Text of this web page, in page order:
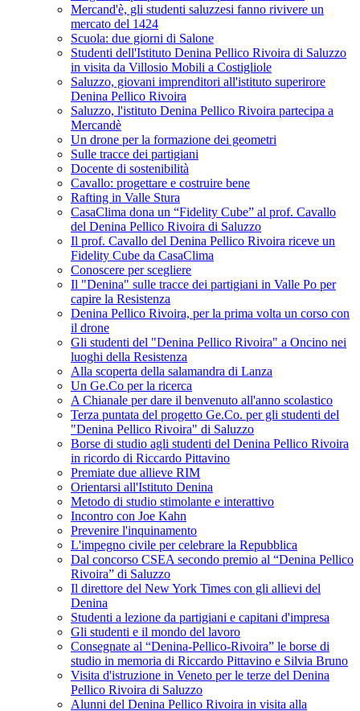
Mercand'è, gli studenti saluzzesi fanno rivivere un
mercato del 1424
Scuola: due giorni di Salone
Studenti dell'Istituto Denina Pellico Rivoira di Saluzzo
in visita da Villosio Mobili a Costigliole
Saluzzo, giovani imprenditori all'istituto superirore
Denina Pellico Rivoira
Saluzzo, l'istituto Denina Pellico Rivoira partecipa a
Mercandè
Un drone per la formazione dei geometri
Sulle tracce dei partigiani
Docente di sostenibilità
Cavallo: progettare e costruire bene
Rafting in Valle Stura
CasaClima dona un “Fidelity Cube” al prof. Cavallo
del Denina Pellico Rivoira di Saluzzo
Il prof. Cavallo del Denina Pellico Rivoira riceve un
Fidelity Cube da CasaClima
Conoscere per scegliere
Il "Denina" sulle tracce dei partigiani in Valle Po per
capire la Resistenza
Denina Pellico Rivoira, per la prima volta un corso con
il drone
Gli studenti del "Denina Pellico Rivoira" a Oncino nei
luoghi della Resistenza
Alla scoperta della salamandra di Lanza
Un Ge.Co per la ricerca
A Chianale per dare il benvenuto all'anno scolastico
Terza puntata del progetto Ge.Co. per gli studenti del
"Denina Pellico Rivoira" di Saluzzo
Borse di studio agli studenti del Denina Pellico Rivoira
in ricordo di Riccardo Pittavino
Premiate due allieve RIM
Orientarsi all'Istituto Denina
Metodo di studio stimolante e interattivo
Incontro con Joe Kahn
Prevenire l'inquinamento
L'impegno civile per celebrare la Repubblica
Dal concorso CSEA secondo premio al “Denina Pellico
Rivoira” di Saluzzo
Il direttore del New York Times con gli allievi del
Denina
Studenti a lezione da partigiani e capitani d'impresa
Gli studenti e il mondo del lavoro
Consegnate al “Denina-Pellico-Rivoira” le borse di
studio in memoria di Riccardo Pittavino e Silvia Bruno
Visita d'istruzione in Veneto per le terze del Denina
Pellico Rivoira di Saluzzo
Alunni del Denina Pellico Rivoira in visita alla